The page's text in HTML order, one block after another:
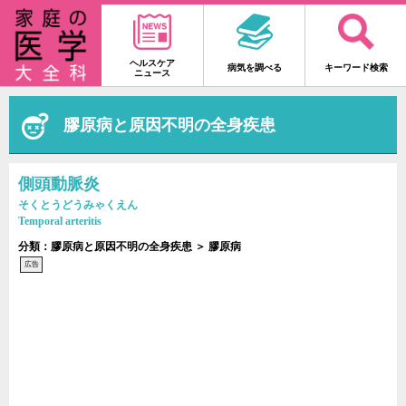
ヘルスケア
ニュース
病気を調べる キーワード検索
膠原病と原因不明の全身疾患
側頭動脈炎
そくとうどうみゃくえん
Temporal arteritis
分類：膠原病と原因不明の全身疾患 ＞ 膠原病
広告